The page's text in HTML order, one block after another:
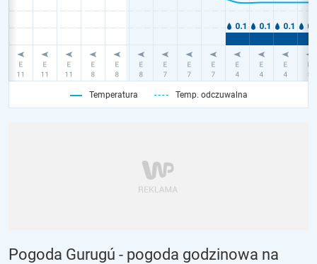
Temperatura Temp. odczuwalna
Pogoda Gurugú - pogoda godzinowa na